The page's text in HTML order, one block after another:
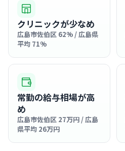
クリニックが少なめ
広島市佐伯区 62% / 広島県
平均 71%
常勤の給与相場が高
め
広島市佐伯区 27万円 / 広島
県平均 26万円